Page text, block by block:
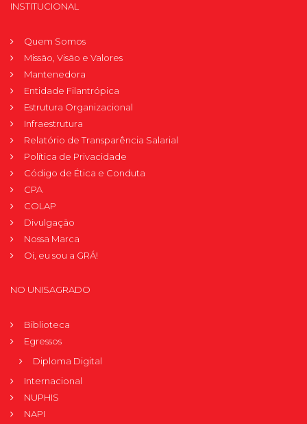
INSTITUCIONAL
Quem Somos
Missão, Visão e Valores
Mantenedora
Entidade Filantrópica
Estrutura Organizacional
Infraestrutura
Relatório de Transparência Salarial
Política de Privacidade
Código de Ética e Conduta
CPA
COLAP
Divulgação
Nossa Marca
Oi, eu sou a GRÁ!
NO UNISAGRADO
Biblioteca
Egressos
Diploma Digital
Internacional
NUPHIS
NAPI